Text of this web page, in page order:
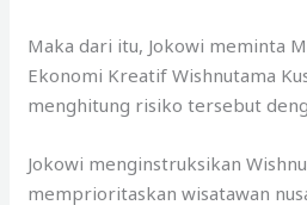
Maka dari itu, Jokowi meminta
Ekonomi Kreatif Wishnutama
menghitung risiko tersebut
Jokowi menginstruksikan
memprioritaskan wisatawan